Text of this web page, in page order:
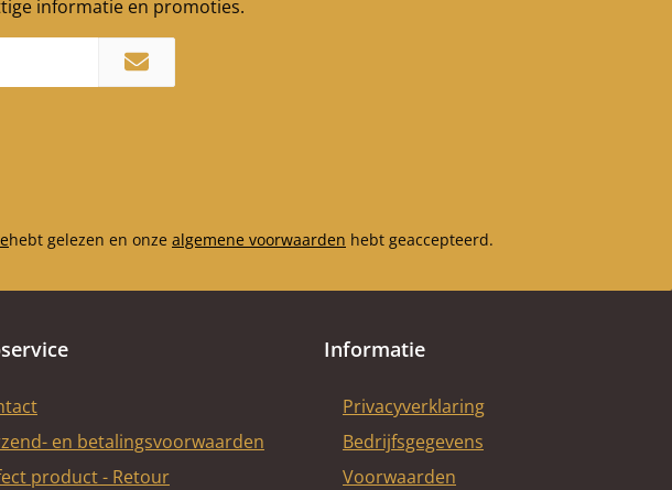
informatie en promoties.
hebt gelezen en onze algemene voorwaarden hebt geaccepteerd.
en betalingsvoorwaarden
product - Retour
Informatie
Privacyverklaring
Bedrijfsgegevens
Voorwaarden